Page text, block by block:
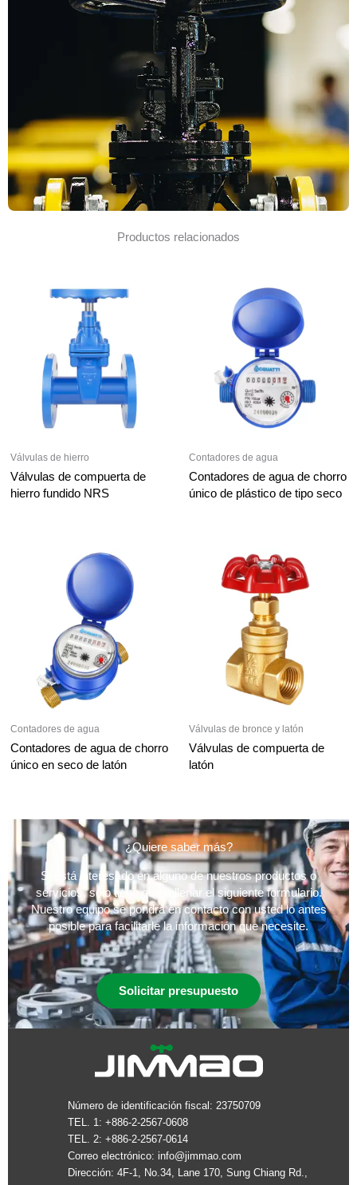
Productos relacionados
Válvulas de hierro
Válvulas de compuerta de
hierro fundido NRS
Contadores de agua
Contadores de agua de chorro
único de plástico de tipo seco
Contadores de agua
Contadores de agua de chorro
único en seco de latón
Válvulas de bronce y latón
Válvulas de compuerta de
latón
¿Quiere saber más?
Si está interesado en alguno de nuestros productos o
servicios, sólo tiene que rellenar el siguiente formulario.
Nuestro equipo se pondrá en contacto con usted lo antes
posible para facilitarle la información que necesite.
Solicitar presupuesto
Número de identificación fiscal: 23750709
TEL. 1: +886-2-2567-0608
TEL. 2: +886-2-2567-0614
Correo electrónico: info@jimmao.com
Dirección: 4F-1, No.34, Lane 170, Sung Chiang Rd.,